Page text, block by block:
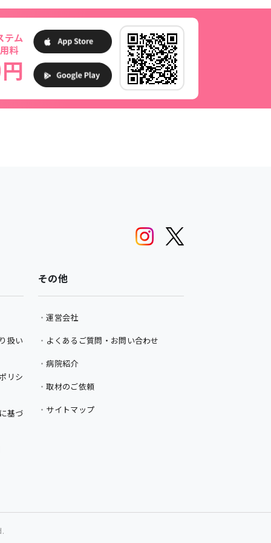
扱い
リシ
基づ
その他
運営会社
よくあるご質問・お問い合わせ
病院紹介
取材のご依頼
サイトマップ